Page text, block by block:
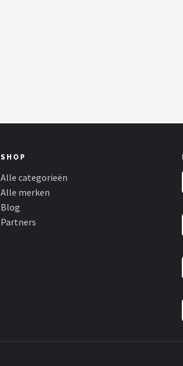
SHOP
Alle categorieën
Alle merken
Blog
Partners